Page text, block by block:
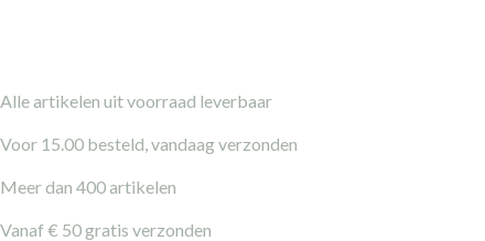
Alle artikelen uit voorraad leverbaar
Voor 15.00 besteld, vandaag verzonden
Meer dan 400 artikelen
Vanaf € 50 gratis verzonden